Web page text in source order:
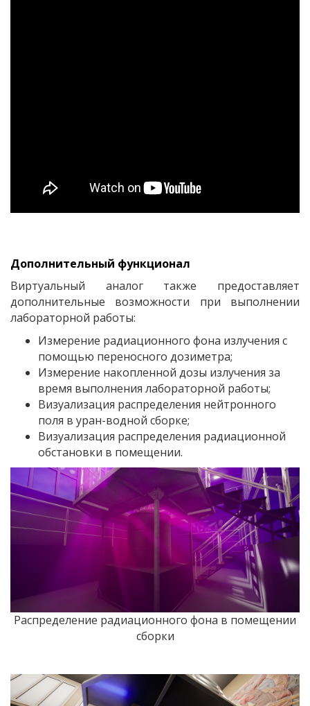
Дополнительный функционал
Виртуальный аналог также предоставляет
дополнительные возможности при выполнении
лабораторной работы:
Измерение радиационного фона излучения с
помощью переносного дозиметра;
Измерение накопленной дозы излучения за
время выполнения лабораторной работы;
Визуализация распределения нейтронного
поля в уран-водной сборке;
Визуализация распределения радиационной
обстановки в помещении.
Распределение радиационного фона в помещении
сборки